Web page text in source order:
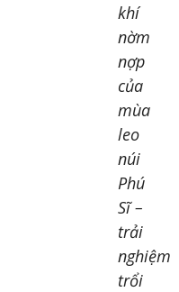
khí
nờm
nợp
của
mùa
leo
núi
Phú
Sĩ –
trải
nghiệm
trổi